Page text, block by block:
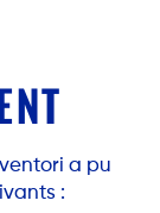
a pu
: